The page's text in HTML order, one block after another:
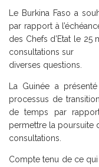
Le Burkina Faso a
par rapport à
des Chefs d’Etat le 25
consultations sur
diverses questions.
La Guinée a
processus de
de temps par
permettre la poursuite
consultations.
Compte tenu de ce qui